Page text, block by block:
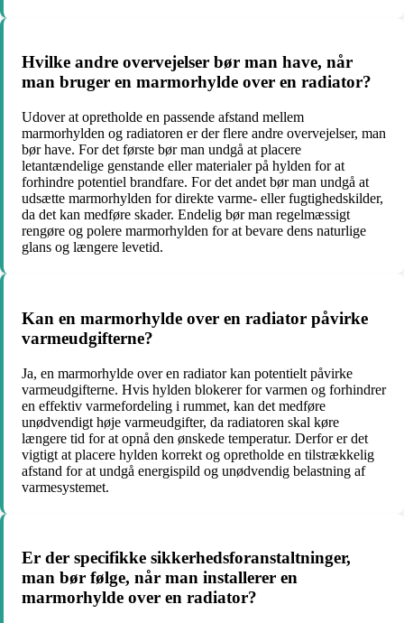
Hvilke andre overvejelser bør man have, når
man bruger en marmorhylde over en radiator?
Udover at opretholde en passende afstand mellem
marmorhylden og radiatoren er der flere andre overvejelser, man
bør have. For det første bør man undgå at placere
letantændelige genstande eller materialer på hylden for at
forhindre potentiel brandfare. For det andet bør man undgå at
udsætte marmorhylden for direkte varme- eller fugtighedskilder,
da det kan medføre skader. Endelig bør man regelmæssigt
rengøre og polere marmorhylden for at bevare dens naturlige
glans og længere levetid.
Kan en marmorhylde over en radiator påvirke
varmeudgifterne?
Ja, en marmorhylde over en radiator kan potentielt påvirke
varmeudgifterne. Hvis hylden blokerer for varmen og forhindrer
en effektiv varmefordeling i rummet, kan det medføre
unødvendigt høje varmeudgifter, da radiatoren skal køre
længere tid for at opnå den ønskede temperatur. Derfor er det
vigtigt at placere hylden korrekt og opretholde en tilstrækkelig
afstand for at undgå energispild og unødvendig belastning af
varmesystemet.
Er der specifikke sikkerhedsforanstaltninger,
man bør følge, når man installerer en
marmorhylde over en radiator?